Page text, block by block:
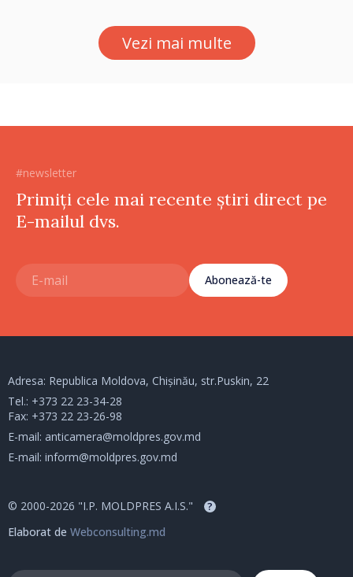
Vezi mai multe
#newsletter
Primiți cele mai recente știri direct pe
E-mailul dvs.
Abonează-te
Adresa: Republica Moldova, Chișinău, str.Puskin, 22
Tel.: +373 22 23-34-28
Fax: +373 22 23-26-98
E-mail: anticamera@moldpres.gov.md
E-mail: inform@moldpres.gov.md
© 2000-2026 "I.P. MOLDPRES A.I.S." ?
Elaborat de Webconsulting.md